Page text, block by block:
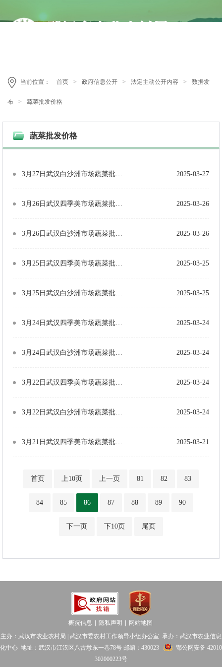
当前位置： 首页 > 政府信息公开 > 法定主动公开内容 > 数据发
布 > 蔬菜批发价格
蔬菜批发价格
2025-03-27
2025-03-26
2025-03-26
2025-03-25
2025-03-25
2025-03-24
2025-03-24
2025-03-24
2025-03-24
2025-03-21
首页 上10页 上一页 81 82 83
84 85 86 87 88 89 90
下一页 下10页 尾页
概况信息 隐私声明
网站地图
主办：武汉市农业农村局 | 武汉市委农村工作领导小组办公室 承办：武汉市农业信息
化中心 地址：武汉市江汉区八古墩东一巷78号 邮编：430023
鄂公网安备 42010
302000223号